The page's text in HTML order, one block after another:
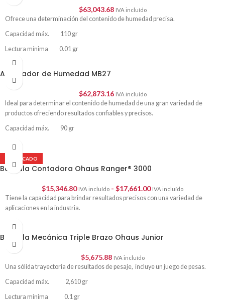
$63,043.68 IVA incluído
Ofrece una determinación del contenido de humedad precisa.
Capacidad máx. 110 gr
Lectura mínima 0.01 gr
Analizador de Humedad MB27
$62,873.16 IVA incluído
Ideal para determinar el contenido de humedad de una gran variedad de
productos ofreciendo resultados confiables y precisos.
Capacidad máx. 90 gr
Lectura mínima 0.001 gr
DESTACADO
Báscula Contadora Ohaus Ranger® 3000
$15,346.80 IVA incluído - $17,661.00 IVA incluído
Tiene la capacidad para brindar resultados precisos con una variedad de
aplicaciones en la industria.
Báscula Mecánica Triple Brazo Ohaus Junior
$5,675.88 IVA incluído
Una sólida trayectoria de resultados de pesaje, incluye un juego de pesas.
Capacidad máx. 2,610 gr
Lectura mínima 0.1 gr